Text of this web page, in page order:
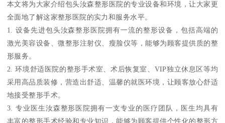
本文将为大家介绍包头汝森整形医院的专业设备和环境，让大家更
全面地了解这家整形医院的实力和服务水平。
1. 设备先进包头汝森整形医院拥有一流的整形设备，包括高端的
激光美容设备、微整形注射仪、瘦脸仪等，能够为顾客提供质的整
形服务。
2. 环境舒适医院的整形手术室、术后恢复室、VIP独立休息区等均
采用高品质装修，营造出舒适、温馨的就医环境，让顾客放心舒适
地接受整形手术。
3. 专业医生汝森整形医院拥有一支专业的医疗团队，医生均具有
丰富的整形手术经验和专业知识，能够为顾客提供个性化的整形方